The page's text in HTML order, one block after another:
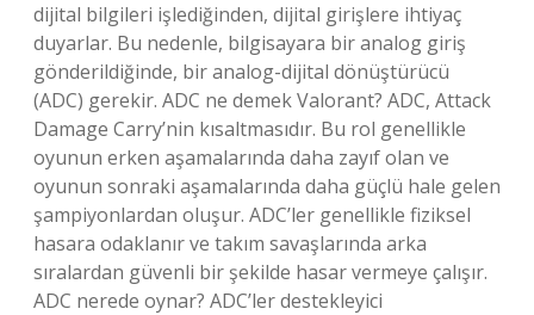
dijital bilgileri işlediğinden, dijital girişlere ihtiyaç
duyarlar. Bu nedenle, bilgisayara bir analog giriş
gönderildiğinde, bir analog-dijital dönüştürücü
(ADC) gerekir. ADC ne demek Valorant? ADC, Attack
Damage Carry’nin kısaltmasıdır. Bu rol genellikle
oyunun erken aşamalarında daha zayıf olan ve
oyunun sonraki aşamalarında daha güçlü hale gelen
şampiyonlardan oluşur. ADC’ler genellikle fiziksel
hasara odaklanır ve takım savaşlarında arka
sıralardan güvenli bir şekilde hasar vermeye çalışır.
ADC nerede oynar? ADC’ler destekleyici